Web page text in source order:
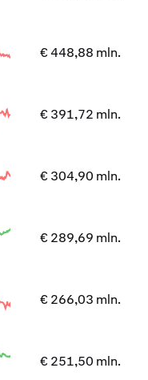
€ 448,88 mln.
€ 391,72 mln.
€ 304,90 mln.
€ 289,69 mln.
€ 266,03 mln.
€ 251,50 mln.